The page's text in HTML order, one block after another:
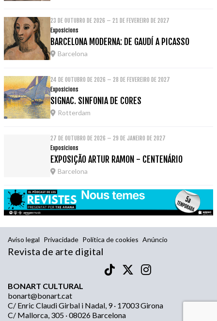
23 DE OUTUBRO DE 2026 – 21 DE FEVEREIRO DE 2027
Exposicions
BARCELONA MODERNA: DE GAUDÍ A PICASSO
Barcelona
24 DE OUTUBRO DE 2026 – 28 DE FEVEREIRO DE 2027
Exposicions
SIGNAC. SINFONIA DE CORES
Rotterdam
27 DE OUTUBRO DE 2026 – 29 DE JANEIRO DE 2027
Exposicions
EXPOSIÇÃO ARTUR RAMON - CENTENÁRIO
Barcelona
Aviso legal Privacidade Política de cookies Anúncio
Revista de arte digital
BONART CULTURAL
bonart@bonart.cat
C/ Enric Claudi Girbal i Nadal, 9 · 17003 Girona
C/ Mallorca, 305 · 08026 Barcelona